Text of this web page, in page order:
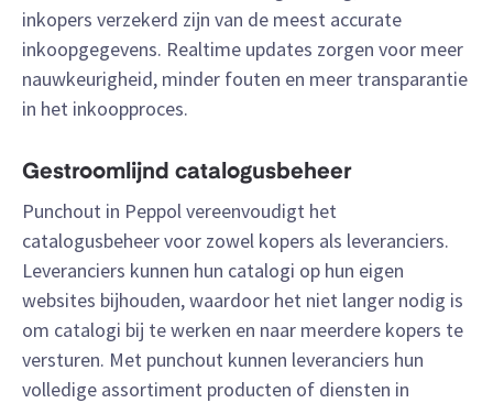
inkopers verzekerd zijn van de meest accurate
inkoopgegevens. Realtime updates zorgen voor meer
nauwkeurigheid, minder fouten en meer transparantie
in het inkoopproces.
Gestroomlijnd catalogusbeheer
Punchout in Peppol vereenvoudigt het
catalogusbeheer voor zowel kopers als leveranciers.
Leveranciers kunnen hun catalogi op hun eigen
websites bijhouden, waardoor het niet langer nodig is
om catalogi bij te werken en naar meerdere kopers te
versturen. Met punchout kunnen leveranciers hun
volledige assortiment producten of diensten in